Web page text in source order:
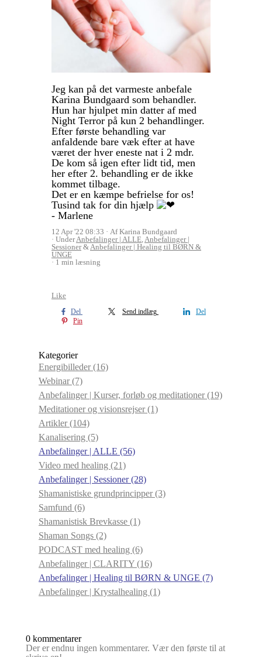
Jeg kan på det varmeste anbefale
Karina Bundgaard som behandler.
Hun har hjulpet min datter af med
Night Terror på kun 2 behandlinger.
Efter første behandling var
anfaldende bare væk efter at have
været der hver eneste nat i 2 mdr.
De kom så igen efter lidt tid, men
her efter 2. behandling er de ikke
kommet tilbage.
Det er en kæmpe befrielse for os!
Tusind tak for din hjælp
- Marlene
12 Apr '22 08:33
Af Karina Bundgaard
UnderAnbefalinger | ALLE Anbefalinger |
Sessioner& Anbefalinger | Healing til BØRN &
UNGE
1 min læsning
Like
Del Send indlæg
Del
Pin
Kategorier
Energibilleder(16)
Webinar(7)
Anbefalinger | Kurser, forløb og meditationer(19)
Meditationer og visionsrejser(1)
Artikler(104)
Kanalisering (5)
Anbefalinger | ALLE (56)
Video med healing (21)
Anbefalinger | Sessioner(28)
Shamanistiske grundprincipper(3)
Samfund (6)
Shamanistisk Brevkasse (1)
Shaman Songs (2)
PODCAST med healing (6)
Anbefalinger | CLARITY (16)
Anbefalinger | Healing til BØRN & UNGE (7)
Anbefalinger | Krystalhealing (1)
0 kommentarer
Der er endnu ingen kommentarer. Vær den første til at